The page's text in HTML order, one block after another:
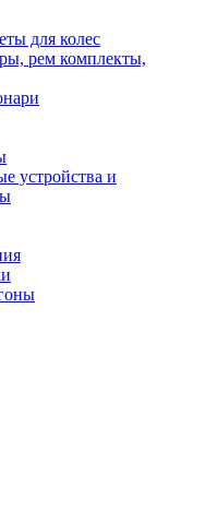
для колес
рем комплекты,
устройства и